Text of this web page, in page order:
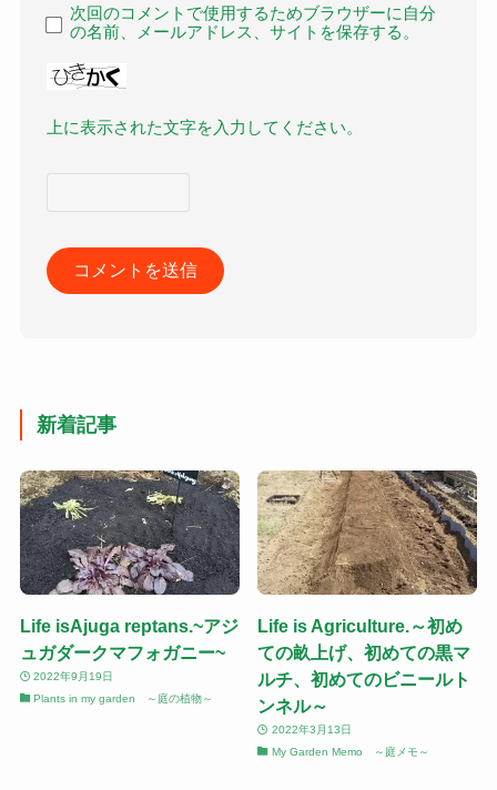
次回のコメントで使用するためブラウザーに自分
の名前、メールアドレス、サイトを保存する。
上に表示された文字を入力してください。
新着記事
Life isAjuga reptans.~アジ
ュガダークマフォガニー~
2022年9月19日
Plants in my garden ～庭の植物～
Life is Agriculture.～初め
ての畝上げ、初めての黒マ
ルチ、初めてのビニールト
ンネル～
2022年3月13日
My Garden Memo ～庭メモ～